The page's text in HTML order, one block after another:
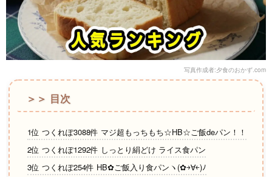
写真作成者:夕食のおかず.com
＞＞ 目次
1位 つくれぽ3088件 マジ超もっちもち☆HB☆ご飯deパン！！
2位 つくれぽ1292件 しっとり絹どけ ライス食パン
3位 つくれぽ254件 HB✿ご飯入り食パンヽ(✿￫∀￩)ﾉ